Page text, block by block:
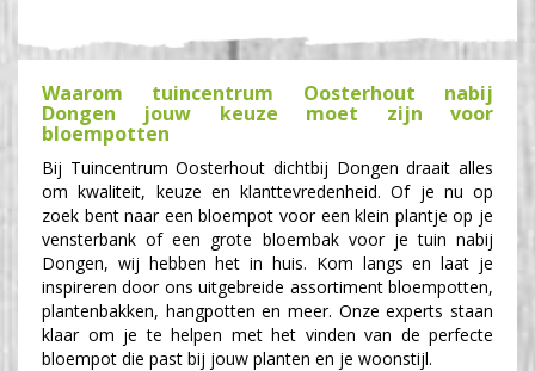
Waarom tuincentrum Oosterhout nabij
Dongen jouw keuze moet zijn voor
bloempotten
Bij Tuincentrum Oosterhout dichtbij Dongen draait alles
om kwaliteit, keuze en klanttevredenheid. Of je nu op
zoek bent naar een bloempot voor een klein plantje op je
vensterbank of een grote bloembak voor je tuin nabij
Dongen, wij hebben het in huis. Kom langs en laat je
inspireren door ons uitgebreide assortiment bloempotten,
plantenbakken, hangpotten en meer. Onze experts staan
klaar om je te helpen met het vinden van de perfecte
bloempot die past bij jouw planten en je woonstijl.